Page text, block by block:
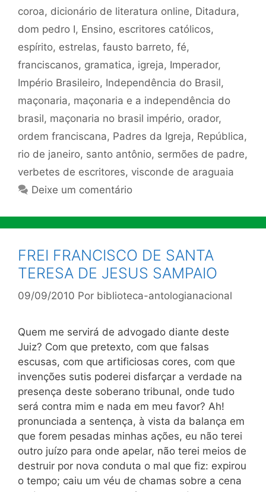
coroa, dicionário de literatura online, Ditadura,
dom pedro I, Ensino, escritores católicos,
espírito, estrelas, fausto barreto, fé,
franciscanos, gramatica, igreja, Imperador,
Império Brasileiro, Independência do Brasil,
maçonaria, maçonaria e a independência do
brasil, maçonaria no brasil império, orador,
ordem franciscana, Padres da Igreja, República,
rio de janeiro, santo antônio, sermões de padre,
verbetes de escritores, visconde de araguaia
Deixe um comentário
FREI FRANCISCO DE SANTA
TERESA DE JESUS SAMPAIO
09/09/2010 Por biblioteca-antologianacional
Quem me servirá de advogado diante deste
Juiz? Com que pretexto, com que falsas
escusas, com que artificiosas cores, com que
invenções sutis poderei disfarçar a verdade na
presença deste soberano tribunal, onde tudo
será contra mim e nada em meu favor? Ah!
pronunciada a sentença, à vista da balança em
que forem pesadas minhas ações, eu não terei
outro juízo para onde apelar, não terei meios de
destruir por nova conduta o mal que fiz: expirou
o tempo; caiu um véu de chamas sobre a cena